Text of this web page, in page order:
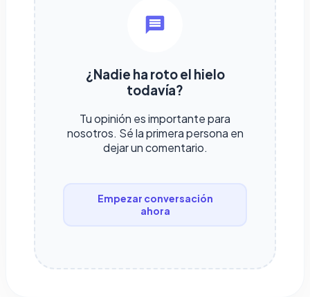
¿Nadie ha roto el hielo
todavía?
Tu opinión es importante para
nosotros. Sé la primera persona en
dejar un comentario.
Empezar conversación
ahora